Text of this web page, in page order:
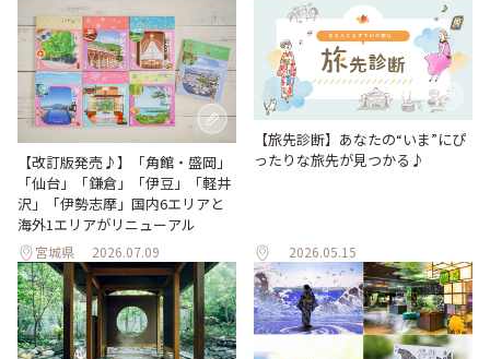
【改訂版発売♪】「角館・盛岡」
「仙台」「鎌倉」「伊豆」「軽井
沢」「伊勢志摩」国内6エリアと
海外1エリアがリニューアル
宮城県 2026.07.09
【旅先診断】あなたの“いま”にぴ
ったりな旅先が見つかる♪
2026.05.15